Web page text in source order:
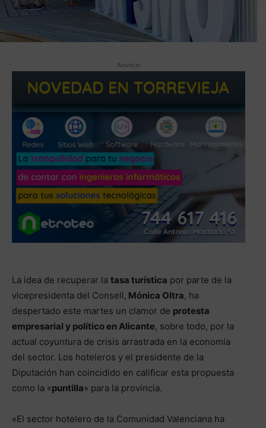
Anuncio
La idea de recuperar la tasa turística por parte de la
vicepresidenta del Consell, Mónica Oltra, ha
despertado este martes un clamor de protesta
empresarial y político en Alicante, sobre todo, por la
actual coyuntura de crisis arrastrada en la economía
del sector. Los hoteleros y el presidente de la
Diputación han coincidido en calificar esta propuesta
como la «puntilla» para la provincia.
«El sector hotelero de la Comunidad Valenciana ha